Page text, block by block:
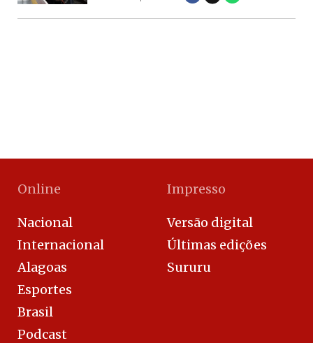
Online
Nacional
Internacional
Alagoas
Esportes
Brasil
Podcast
Impresso
Versão digital
Últimas edições
Sururu